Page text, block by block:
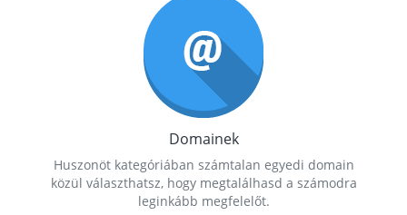
Domainek
Huszonöt kategóriában számtalan egyedi domain
közül választhatsz, hogy megtalálhasd a számodra
leginkább megfelelőt.